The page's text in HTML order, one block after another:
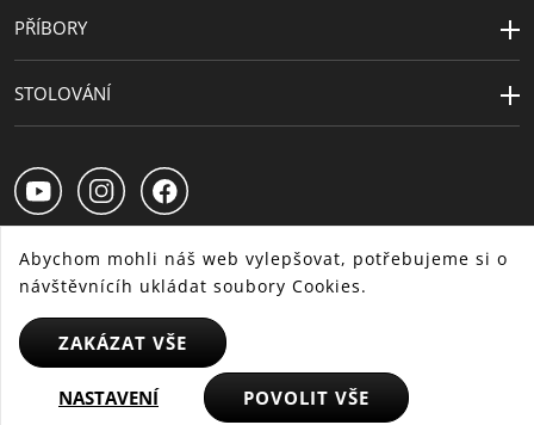
PŘÍBORY
STOLOVÁNÍ
© 2025 WMF - Všechna práva vyhrazena
Abychom mohli náš web vylepšovat, potřebujeme si o
návštěvnícíh ukládat soubory Cookies.
ZAKÁZAT VŠE
NASTAVENÍ POVOLIT VŠE